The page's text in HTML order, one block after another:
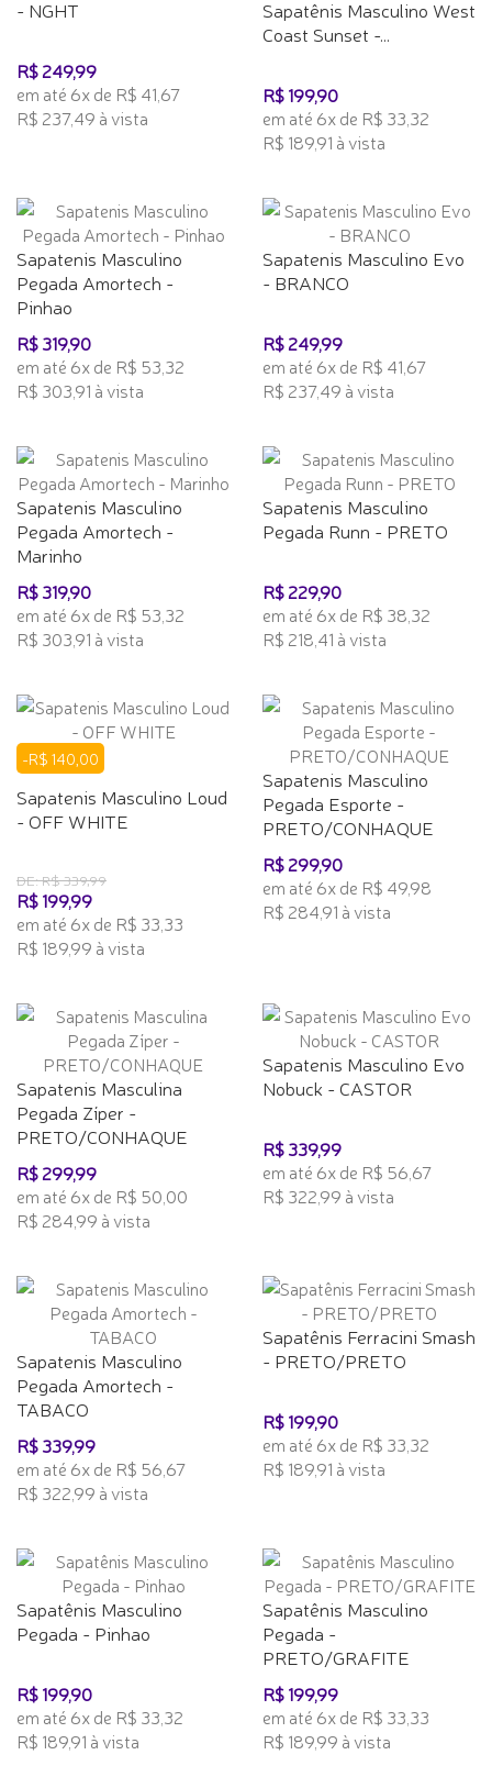
- NGHT
R$ 249,99
em até 6x de R$ 41,67
R$ 237,49 à vista
Sapatênis Masculino West
Coast Sunset -...
R$ 199,90
em até 6x de R$ 33,32
R$ 189,91 à vista
Sapatenis Masculino
Pegada Amortech -
Pinhao
R$ 319,90
em até 6x de R$ 53,32
R$ 303,91 à vista
Sapatenis Masculino Evo
- BRANCO
R$ 249,99
em até 6x de R$ 41,67
R$ 237,49 à vista
Sapatenis Masculino
Pegada Amortech -
Marinho
R$ 319,90
em até 6x de R$ 53,32
R$ 303,91 à vista
Sapatenis Masculino
Pegada Runn - PRETO
R$ 229,90
em até 6x de R$ 38,32
R$ 218,41 à vista
-R$ 140,00
Sapatenis Masculino Loud
- OFF WHITE
DE: R$ 339,99
R$ 199,99
em até 6x de R$ 33,33
R$ 189,99 à vista
Sapatenis Masculino
Pegada Esporte -
PRETO/CONHAQUE
R$ 299,90
em até 6x de R$ 49,98
R$ 284,91 à vista
Sapatenis Masculina
Pegada Zíper -
PRETO/CONHAQUE
R$ 299,99
em até 6x de R$ 50,00
R$ 284,99 à vista
Sapatenis Masculino Evo
Nobuck - CASTOR
R$ 339,99
em até 6x de R$ 56,67
R$ 322,99 à vista
Sapatenis Masculino
Pegada Amortech -
TABACO
R$ 339,99
em até 6x de R$ 56,67
R$ 322,99 à vista
Sapatênis Ferracini Smash
- PRETO/PRETO
R$ 199,90
em até 6x de R$ 33,32
R$ 189,91 à vista
Sapatênis Masculino
Pegada - Pinhao
R$ 199,90
em até 6x de R$ 33,32
R$ 189,91 à vista
Sapatênis Masculino
Pegada -
PRETO/GRAFITE
R$ 199,99
em até 6x de R$ 33,33
R$ 189,99 à vista